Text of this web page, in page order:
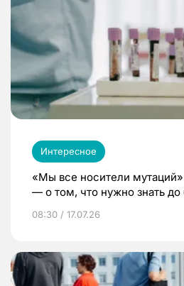
Интересное
«Мы все носители
— о том, что нужно знать
08:30 / 17.07.26